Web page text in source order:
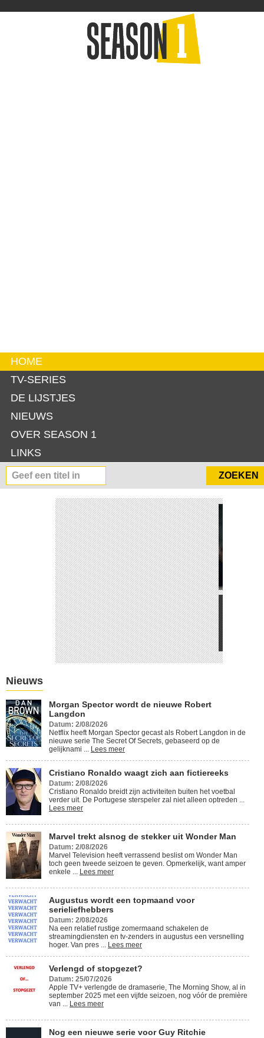
HOME
TV-SERIES
DE LIJSTJES
NIEUWS
OVER SEASON 1
LINKS
Cristiano Ronaldo waagt zich
aan fictiereeks
Lees meer
Nieuws
Morgan Spector wordt de nieuwe Robert
Langdon
Datum: 2/08/2026
Netflix heeft Morgan Spector gecast als Robert Langdon in de
nieuwe serie The Secret Of Secrets, gebaseerd op de
gelijknami ... Lees meer
Cristiano Ronaldo waagt zich aan fictiereeks
Datum: 2/08/2026
Cristiano Ronaldo breidt zijn activiteiten buiten het voetbal
verder uit. De Portugese sterspeler zal niet alleen optreden ...
Lees meer
Marvel trekt alsnog de stekker uit Wonder Man
Datum: 2/08/2026
Marvel Television heeft verrassend beslist om Wonder Man
toch geen tweede seizoen te geven. Opmerkelijk, want amper
enkele ... Lees meer
Augustus wordt een topmaand voor
serieliefhebbers
Datum: 2/08/2026
Na een relatief rustige zomermaand schakelen de
streamingdiensten en tv-zenders in augustus een versnelling
hoger. Van pres ... Lees meer
Verlengd of stopgezet?
Datum: 25/07/2026
Apple TV+ verlengde de dramaserie, The Morning Show, al in
september 2025 met een vijfde seizoen, nog vóór de première
van ... Lees meer
Nog een nieuwe serie voor Guy Ritchie